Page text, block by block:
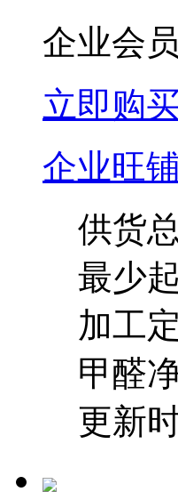
企业会员
立即购
企业旺
供货
最少
加工
甲醛
更新